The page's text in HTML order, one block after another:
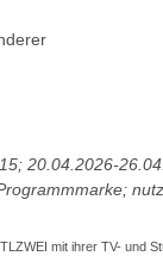
20.04.2026-
mit ihrer TV- und